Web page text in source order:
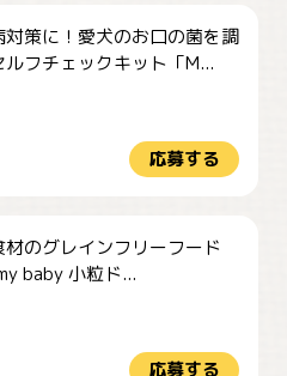
対策に！愛犬のお口の菌を調
ルフチェックキット「M...
応募する
材のグレインフリーフード
baby 小粒ド...
応募する